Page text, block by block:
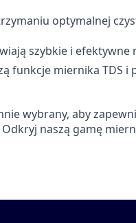
optymalnej
szybkie i
funkcje miernika TDS
wybrany, aby
naszą gamę